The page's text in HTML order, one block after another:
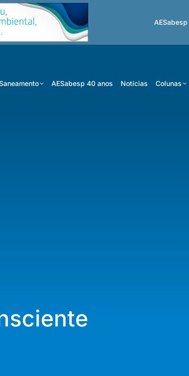
AESabesp
AESabesp 40 anos Notícias Colunas